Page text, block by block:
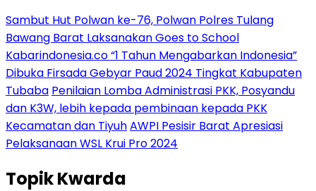
Sambut Hut Polwan ke-76, Polwan Polres Tulang
Bawang Barat Laksanakan Goes to School
Kabarindonesia.co “1 Tahun Mengabarkan Indonesia”
Dibuka Firsada Gebyar Paud 2024 Tingkat Kabupaten
Tubaba Penilaian Lomba Administrasi PKK, Posyandu
dan K3W, lebih kepada pembinaan kepada PKK
Kecamatan dan TiyuhAWPI Pesisir Barat Apresiasi
Pelaksanaan WSL Krui Pro 2024
TopikKwarda